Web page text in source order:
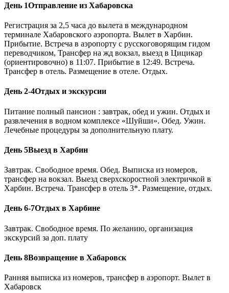
День 1Отправление из Хабаровска
Регистрация за 2,5 часа до вылета в международном
терминале Хабаровского аэропорта. Вылет в Харбин.
Прибытие. Встреча в аэропорту с русскоговорящим гидом
переводчиком, Трансфер на жд вокзал, выезд в Цицикар
(ориентировочно) в 11:07. Прибытие в 12:49. Встреча.
Трансфер в отель. Размещение в отеле. Отдых.
День 2-4Отдых и экскурсии
Питание полный пансион : завтрак, обед и ужин. Отдых и
развлечения в водном комплексе «Шуйши». Обед. Ужин.
Лечебные процедуры за дополнительную плату.
День 5Выезд в Харбин
Завтрак. Свободное время. Обед. Выписка из номеров,
трансфер на вокзал. Выезд сверхскоростной электричкой в
Харбин. Встреча. Трансфер в отель 3*. Размещение, отдых.
День 6-7Отдых в Харбине
Завтрак. Свободное время. По желанию, организация
экскурсий за доп. плату
День 8Возвращение в Хабаровск
Ранняя выписка из номеров, трансфер в аэропорт. Вылет в
Хабаровск